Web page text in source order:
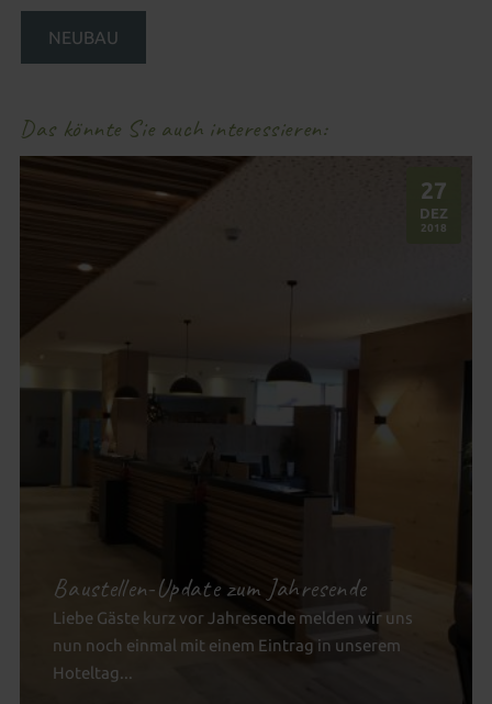
NEUBAU
Das könnte Sie auch interessieren
27
DEZ.
2018
Baustellen-Update zum Jahresende
Liebe Gäste kurz vor Jahresende melden wir uns
nun noch einmal mit einem Eintrag in unserem
Hoteltag...